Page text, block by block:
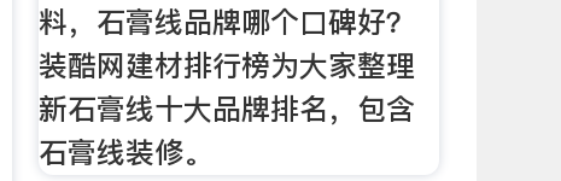
料，石膏线品牌哪个口碑好？
装酷网建材排行榜为大家整理
新石膏线十大品牌排名，包含
石膏线装修。